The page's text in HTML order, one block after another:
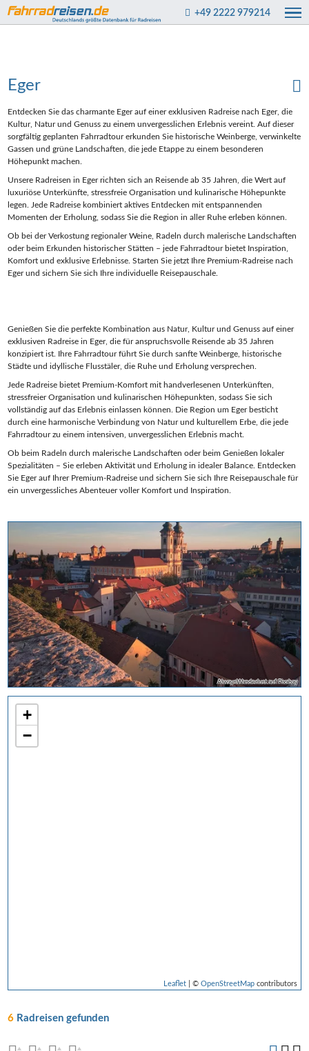
+49 2222 979214
AlwaysWanderlust auf Pixabay
+
−
Leaflet| © OpenStreetMapcontributors
Eger
Entdecken Sie das charmante Eger auf einer exklusiven Radreise nach Eger, die
Kultur, Natur und Genuss zu einem unvergesslichen Erlebnis vereint. Auf dieser
sorgfältig geplanten Fahrradtour erkunden Sie historische Weinberge, verwinkelte
Gassen und grüne Landschaften, die jede Etappe zu einem besonderen
Höhepunkt machen.
Unsere Radreisen in Eger richten sich an Reisende ab 35 Jahren, die Wert auf
luxuriöse Unterkünfte, stressfreie Organisation und kulinarische Höhepunkte
legen. Jede Radreise kombiniert aktives Entdecken mit entspannenden
Momenten der Erholung, sodass Sie die Region in aller Ruhe erleben können.
Ob bei der Verkostung regionaler Weine, Radeln durch malerische Landschaften
oder beim Erkunden historischer Stätten – jede Fahrradtour bietet Inspiration,
Komfort und exklusive Erlebnisse. Starten Sie jetzt Ihre Premium-Radreise nach
Eger und sichern Sie sich Ihre individuelle Reisepauschale.
Genießen Sie die perfekte Kombination aus Natur, Kultur und Genuss auf einer
exklusiven Radreise in Eger, die für anspruchsvolle Reisende ab 35 Jahren
konzipiert ist. Ihre Fahrradtour führt Sie durch sanfte Weinberge, historische
Städte und idyllische Flusstäler, die Ruhe und Erholung versprechen.
Jede Radreise bietet Premium-Komfort mit handverlesenen Unterkünften,
stressfreier Organisation und kulinarischen Höhepunkten, sodass Sie sich
vollständig auf das Erlebnis einlassen können. Die Region um Eger besticht
durch eine harmonische Verbindung von Natur und kulturellem Erbe, die jede
Fahrradtour zu einem intensiven, unvergesslichen Erlebnis macht.
Ob beim Radeln durch malerische Landschaften oder beim Genießen lokaler
Spezialitäten – Sie erleben Aktivität und Erholung in idealer Balance. Entdecken
Sie Eger auf Ihrer Premium-Radreise und sichern Sie sich Ihre Reisepauschale für
ein unvergessliches Abenteuer voller Komfort und Inspiration.
6 Radreisen gefunden